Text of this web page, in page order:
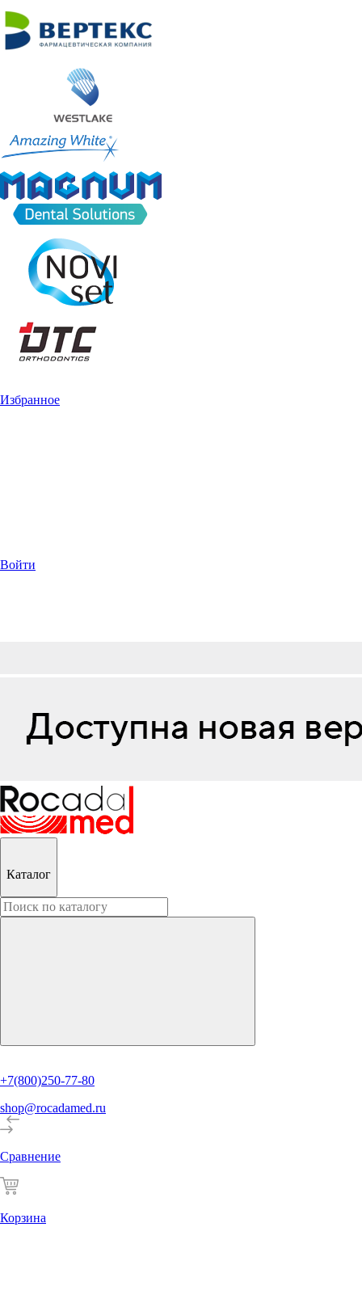
Избранное
Войти
Каталог
+7(800)250-77-80
shop@rocadamed.ru
Сравнение
Корзина